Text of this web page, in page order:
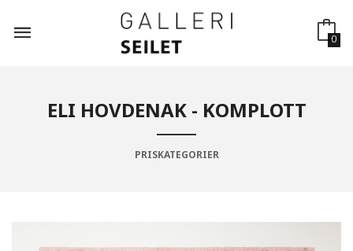
innholdet
0
ELI HOVDENAK - KOMPLOTT
PRISKATEGORIER